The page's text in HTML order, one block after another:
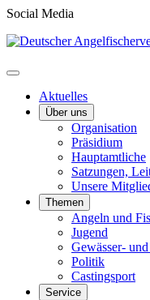
Social Media
Aktuelles
Über uns
Organisation
Präsidium
Hauptamtliche
Satzungen,
Unsere
Themen
Angeln und
Jugend
Gewässer-
Politik
Castingsport
Service